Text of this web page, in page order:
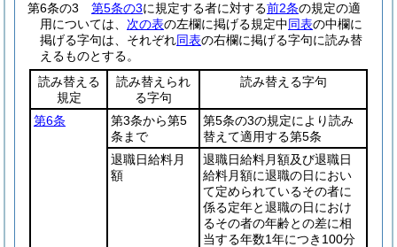
第6条の3
第5条の3に規定する者に対する前2条の規定の適
用については、 次の表の左欄に掲げる規定中同表の中欄に
掲げる字句は、それぞれ同表の右欄に掲げる字句に読み替
えるものとする。
読み替える
規定
読み替えられ
る字句
読み替える字句
第6条
第3条から第5
条まで
第5条の3の規定により読み
替えて適用する第5条
退職日給料月
額
退職日給料月額及び退職日
給料月額に退職の日におい
て定められているその者に
係る定年と退職の日におけ
るその者の年齢との差に相
当する年数1年につき100分